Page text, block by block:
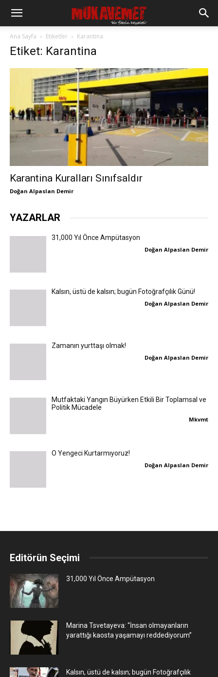
Ana Sayfa Etiketler Karantina
Etiket: Karantina
Karantina Kuralları Sınıfsaldır
Doğan Alpaslan Demir
YAZARLAR
31,000 Yıl Önce Ampütasyon
Doğan Alpaslan Demir
Kalsın, üstü de kalsın; bugün Fotoğrafçılık Günü!
Doğan Alpaslan Demir
Zamanın yurttaşı olmak!
Doğan Alpaslan Demir
Mutfaktaki Yangın Büyürken Etkili Bir Toplamsal ve
Politik Mücadele
Mkvmt
O Yengeci Kurtarmıyoruz!
Doğan Alpaslan Demir
Editörün Seçimi
31,000 Yıl Önce Ampütasyon
Marina Tsvetayeva: “İnsan olmayanların
yarattığı kaosta yaşamayı reddediyorum”
Kalsın, üstü de kalsın; bugün Fotoğrafçılık